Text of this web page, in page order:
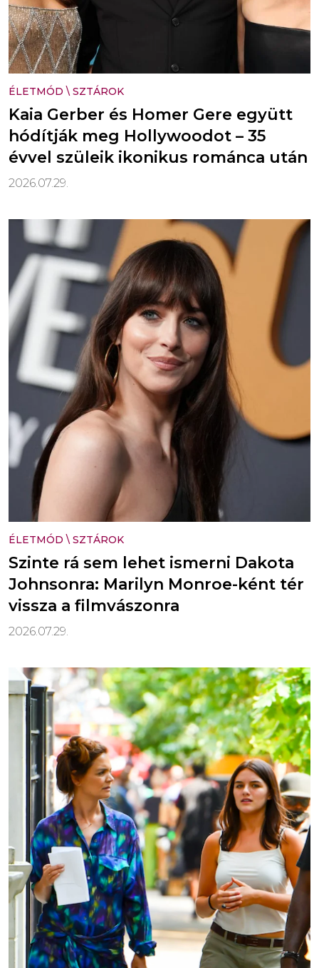
ÉLETMÓD \ SZTÁROK
Kaia Gerber és Homer Gere együtt
hódítják meg Hollywoodot – 35
évvel szüleik ikonikus románca után
2026.07.29.
ÉLETMÓD \ SZTÁROK
Szinte rá sem lehet ismerni Dakota
Johnsonra: Marilyn Monroe-ként tér
vissza a filmvászonra
2026.07.29.